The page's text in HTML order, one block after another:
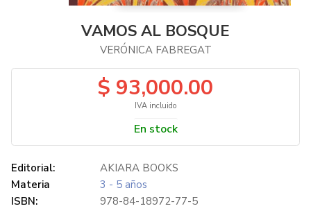
VAMOS AL BOSQUE
VERÓNICA FABREGAT
$ 93,000.00
IVA incluido
En stock
Editorial:
AKIARA BOOKS
Materia
3 - 5 años
ISBN:
978-84-18972-77-5